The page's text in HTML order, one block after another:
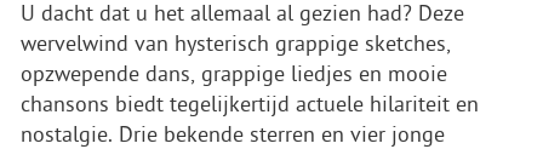
U dacht dat u het allemaal al gezien had? Deze
wervelwind van hysterisch grappige sketches,
opzwepende dans, grappige liedjes en mooie
chansons biedt tegelijkertijd actuele hilariteit en
nostalgie. Drie bekende sterren en vier jonge